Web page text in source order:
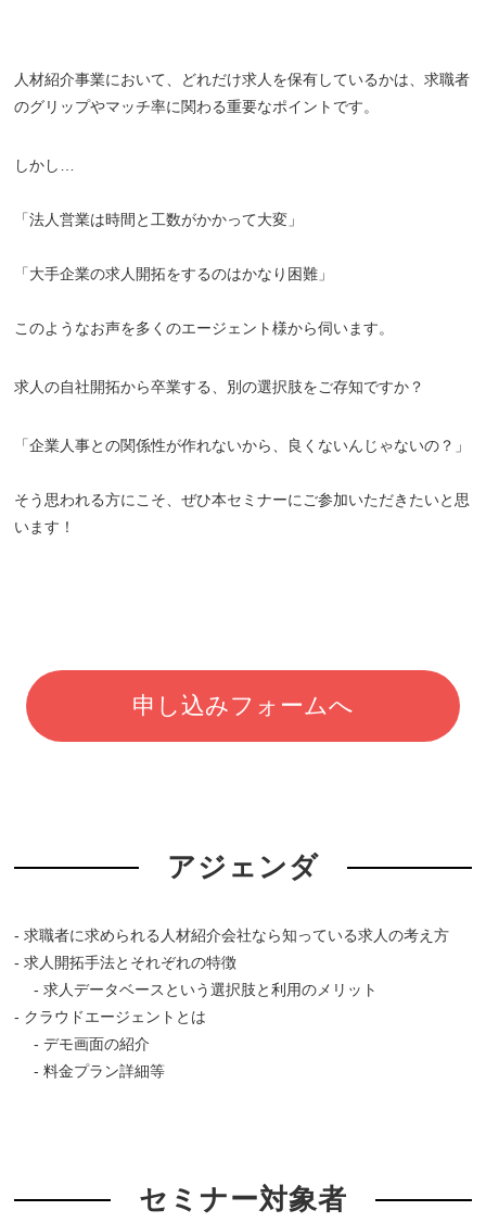
人材紹介事業において、どれだけ求人を保有しているかは、求職者
のグリップやマッチ率に関わる重要なポイントです。
しかし…
「法人営業は時間と工数がかかって大変」
「大手企業の求人開拓をするのはかなり困難」
このようなお声を多くのエージェント様から伺います。
求人の自社開拓から卒業する、別の選択肢をご存知ですか？
「企業人事との関係性が作れないから、良くないんじゃないの？」
そう思われる方にこそ、ぜひ本セミナーにご参加いただきたいと思
います！
申し込みフォームへ
アジェンダ
- 求職者に求められる人材紹介会社なら知っている求人の考え方
- 求人開拓手法とそれぞれの特徴
- 求人データベースという選択肢と利用のメリット
- クラウドエージェントとは
- デモ画面の紹介
- 料金プラン詳細等
セミナー対象者